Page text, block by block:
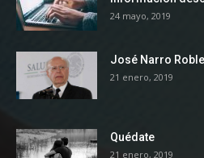
24 mayo, 2019
José Narro
21 enero, 2019
Quédate
21 enero, 2019